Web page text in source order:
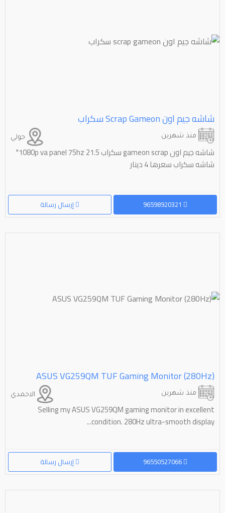
شاشه جيم اون ⁦⁦gameon⁩⁩ ⁦⁦scrap⁩⁩ سكراب
حولي منذ شهرين
شاشه جيم اون gameon scrap سكراب 1080p va panel 75hz 21.5"
شاشه سكراب سعرها 4 دينار
إرسال رسالة
ASUS VG259QM TUF Gaming Monitor (280Hz)
الاحمدي منذ شهرين
Selling my ASUS VG259QM gaming monitor in excellent
condition. 280Hz ultra-smooth display...
إرسال رسالة